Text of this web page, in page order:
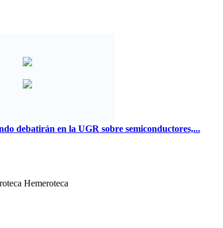
debatirán en la UGR sobre semiconductores,...
Hemeroteca